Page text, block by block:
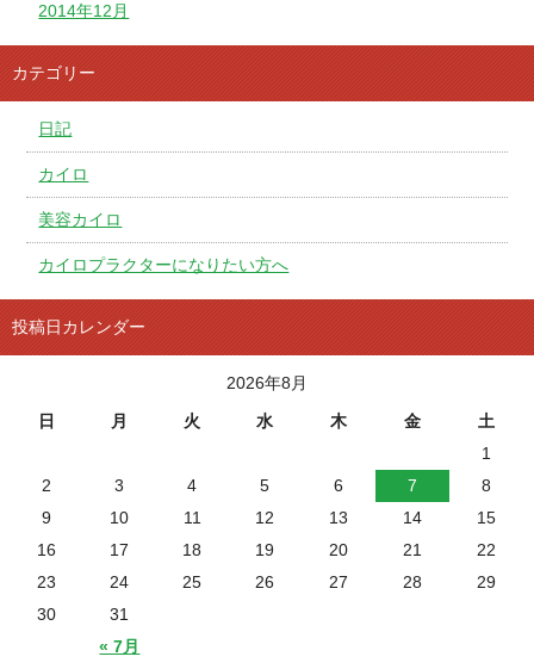
2014年12月
カテゴリー
日記
カイロ
美容カイロ
カイロプラクターになりたい方へ
投稿日カレンダー
2026年8月
日
月 火 水 木 金 土
« 7月
1
2
3 4 5 6 7
8
9
10 11 12 13 14
15
16
17 18 19 20 21
22
23
24 25 26 27 28
29
30
31